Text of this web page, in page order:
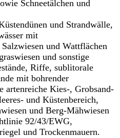
Schneetälchen und
und Strandwälle,
mit
und Wattflächen
und sonstige
Riffe, sublitorale
mit bohrender
artenreiche Kies-, Grobsand-
und Küstenbereich,
und Berg-Mähwiesen
92/43/EWG,
und Trockenmauern.